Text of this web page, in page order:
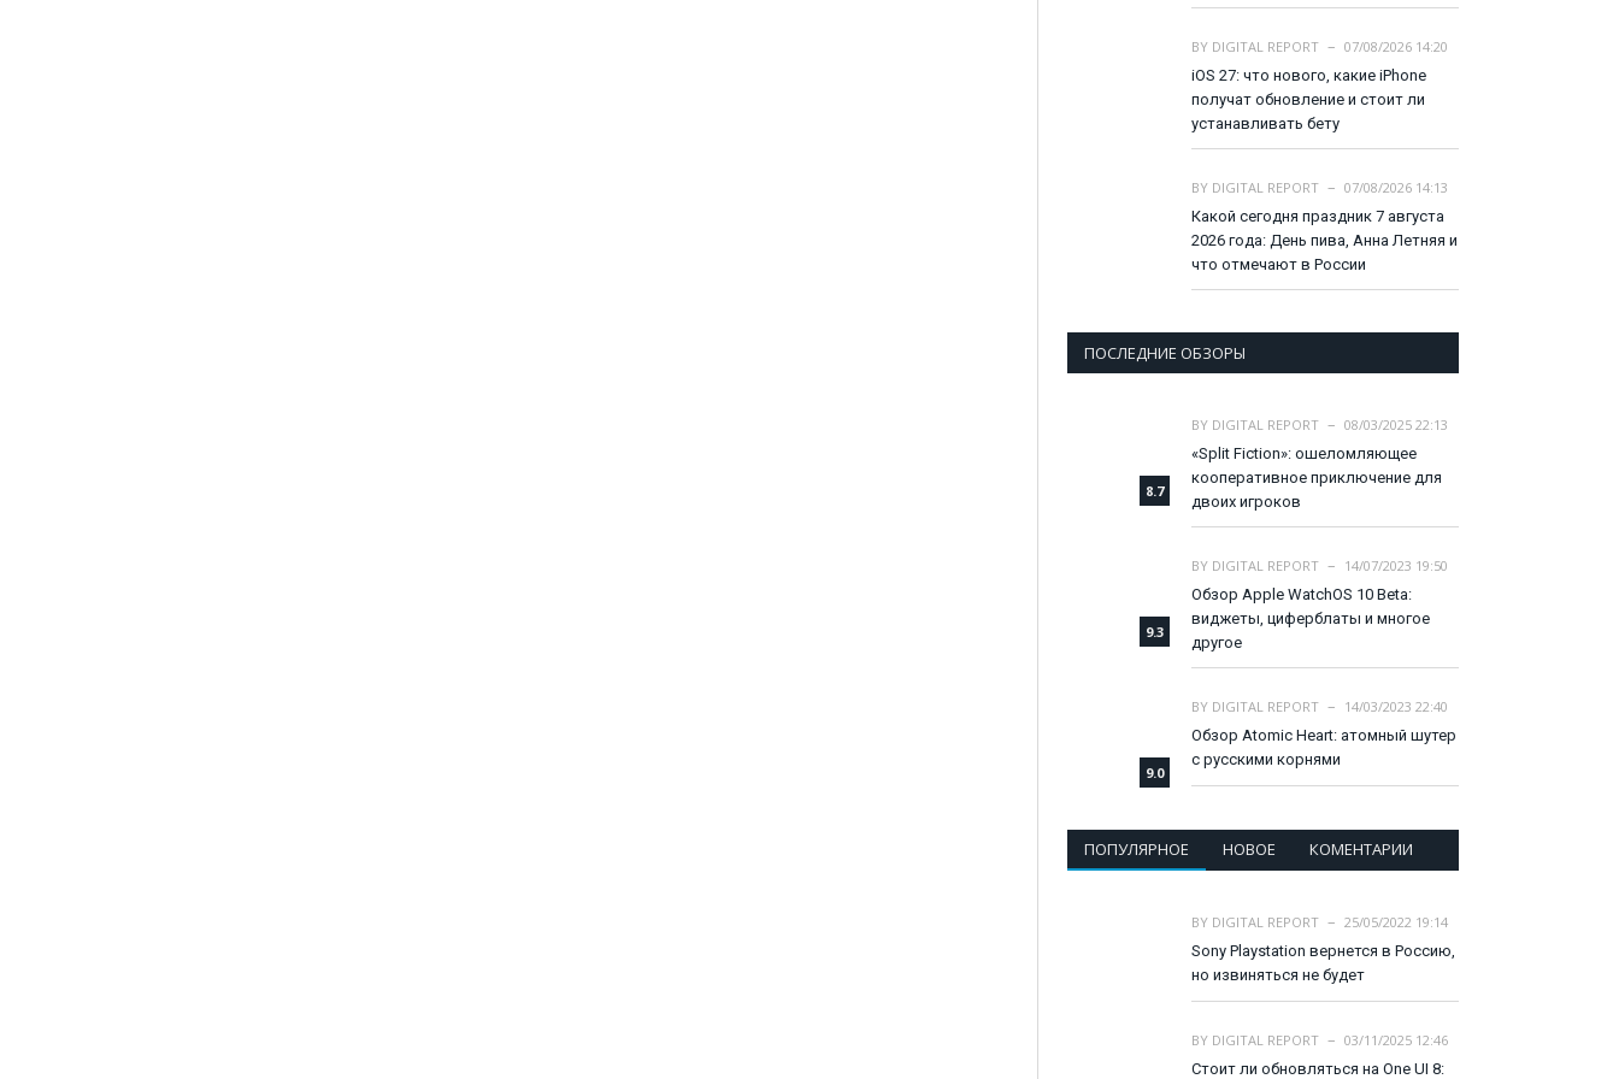
BY DIGITAL REPORT
07/08/2026 14:20
iOS 27: что нового, какие iPhone
получат обновление и стоит ли
устанавливать бету
BY DIGITAL REPORT
07/08/2026 14:13
Какой сегодня праздник 7 августа
2026 года: День пива, Анна Летняя и
что отмечают в России
ПОСЛЕДНИЕ ОБЗОРЫ
8.7
BY DIGITAL REPORT
08/03/2025 22:13
«Split Fiction»: ошеломляющее
кооперативное приключение для
двоих игроков
9.3
BY DIGITAL REPORT
14/07/2023 19:50
Обзор Apple WatchOS 10 Beta:
виджеты, циферблаты и многое
другое
9.0
BY DIGITAL REPORT
14/03/2023 22:40
Обзор Atomic Heart: атомный шутер
с русскими корнями
ПОПУЛЯРНОЕ НОВОЕ КОМЕНТАРИИ
BY DIGITAL REPORT
25/05/2022 19:14
Sony Playstation вернется в Россию,
но извиняться не будет
BY DIGITAL REPORT
03/11/2025 12:46
Стоит ли обновляться на One UI 8: